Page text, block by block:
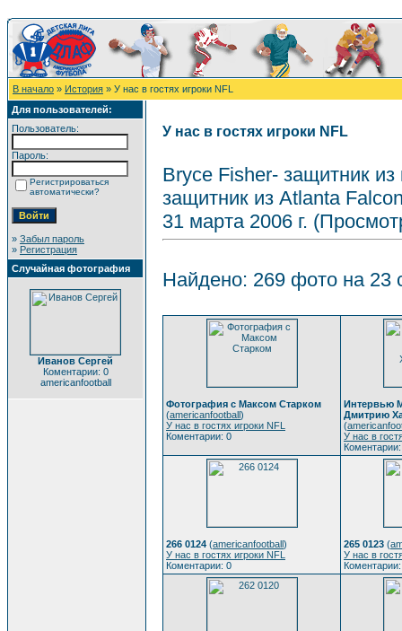
В начало » История » У нас в гостях игроки NFL
Для пользователей:
Пользователь:
Пароль:
Регистрироваться
автоматически?
» Забыл пароль
» Регистрация
Случайная фотография
Иванов Сергей
Коментарии: 0
americanfootball
У нас в гостях игроки NFL
Bryce Fisher- защитник
защитник из Atlanta
31 марта 2006 г.
Найдено: 269 фото на 23
Фотография с Максом Старком
(americanfootball)
У нас в гостях игроки NFL
Коментарии: 0
Интервью
Дмитрию
(
У нас в
266 0124 (americanfootball)
У нас в гостях игроки NFL
Коментарии: 0
265 0123 (
У нас в